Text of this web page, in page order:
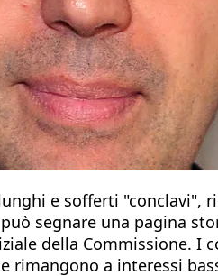
e sofferti
segnare una pagina
della Commissione. I
rimangono a interessi